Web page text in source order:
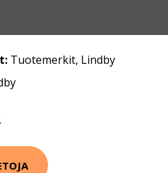
Tuotemerkit, Lindby